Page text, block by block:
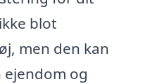
blot
men den kan
og